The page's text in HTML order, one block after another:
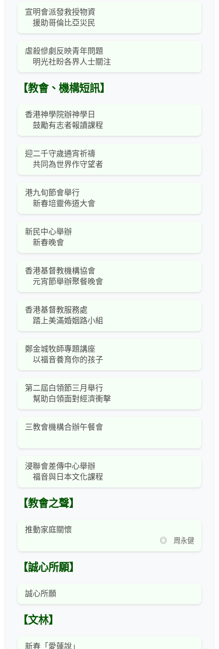
宣明會派發救授物資
援助哥倫比亞災民
虐殺慘劇反映青年問題
明光社盼各界人士關注
【教會、機構短訊】
香港神學院辦神學日
鼓勵有志者報讀課程
迎二千守歲通宵祈禱
共同為世界作守望者
港九旬節會舉行
新春培靈佈道大會
新民中心舉辦
新春晚會
香港基督教機構協會
元宵節舉辦聚餐晚會
香港基督教服務處
踏上美滿婚姻路小組
鄭金城牧師專題講座
以福音養育你的孩子
第二屆白領節三月舉行
幫助白領面對經濟衝擊
三教會機構合辦午餐會
浸聯會差傳中心舉辦
福音與日本文化課程
【教會之聲】
推動家庭關懷
◎ 周永健
【誠心所願】
誠心所願
【文林】
新春「愛蓮說」